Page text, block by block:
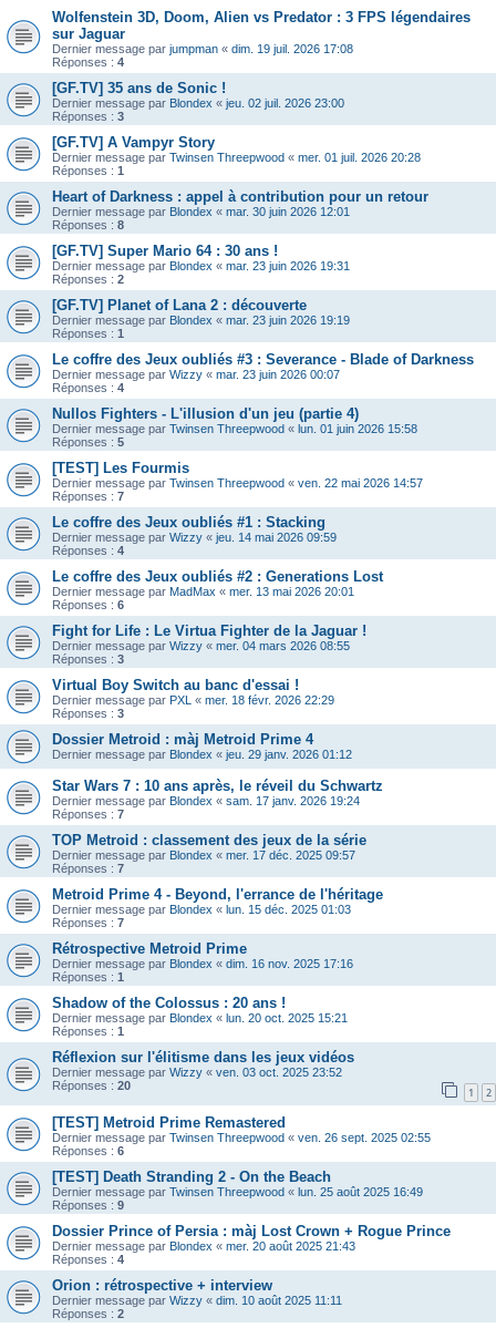
Wolfenstein 3D, Doom, Alien vs Predator : 3 FPS légendaires
sur Jaguar
Dernier message par jumpman « dim. 19 juil. 2026 17:08
Réponses : 4
[GF.TV] 35 ans de Sonic !
Dernier message par Blondex « jeu. 02 juil. 2026 23:00
Réponses : 3
[GF.TV] A Vampyr Story
Dernier message par Twinsen Threepwood « mer. 01 juil. 2026 20:28
Réponses : 1
Heart of Darkness : appel à contribution pour un retour
Dernier message par Blondex « mar. 30 juin 2026 12:01
Réponses : 8
[GF.TV] Super Mario 64 : 30 ans !
Dernier message par Blondex « mar. 23 juin 2026 19:31
Réponses : 2
[GF.TV] Planet of Lana 2 : découverte
Dernier message par Blondex « mar. 23 juin 2026 19:19
Réponses : 1
Le coffre des Jeux oubliés #3 : Severance - Blade of Darkness
Dernier message par Wizzy « mar. 23 juin 2026 00:07
Réponses : 4
Nullos Fighters - L'illusion d'un jeu (partie 4)
Dernier message par Twinsen Threepwood « lun. 01 juin 2026 15:58
Réponses : 5
[TEST] Les Fourmis
Dernier message par Twinsen Threepwood « ven. 22 mai 2026 14:57
Réponses : 7
Le coffre des Jeux oubliés #1 : Stacking
Dernier message par Wizzy « jeu. 14 mai 2026 09:59
Réponses : 4
Le coffre des Jeux oubliés #2 : Generations Lost
Dernier message par MadMax « mer. 13 mai 2026 20:01
Réponses : 6
Fight for Life : Le Virtua Fighter de la Jaguar !
Dernier message par Wizzy « mer. 04 mars 2026 08:55
Réponses : 3
Virtual Boy Switch au banc d'essai !
Dernier message par PXL « mer. 18 févr. 2026 22:29
Réponses : 3
Dossier Metroid : màj Metroid Prime 4
Dernier message par Blondex « jeu. 29 janv. 2026 01:12
Star Wars 7 : 10 ans après, le réveil du Schwartz
Dernier message par Blondex « sam. 17 janv. 2026 19:24
Réponses : 7
TOP Metroid : classement des jeux de la série
Dernier message par Blondex « mer. 17 déc. 2025 09:57
Réponses : 7
Metroid Prime 4 - Beyond, l'errance de l'héritage
Dernier message par Blondex « lun. 15 déc. 2025 01:03
Réponses : 7
Rétrospective Metroid Prime
Dernier message par Blondex « dim. 16 nov. 2025 17:16
Réponses : 1
Shadow of the Colossus : 20 ans !
Dernier message par Blondex « lun. 20 oct. 2025 15:21
Réponses : 1
Réflexion sur l'élitisme dans les jeux vidéos
Dernier message par Wizzy « ven. 03 oct. 2025 23:52
Réponses : 20 1 2
[TEST] Metroid Prime Remastered
Dernier message par Twinsen Threepwood « ven. 26 sept. 2025 02:55
Réponses : 6
[TEST] Death Stranding 2 - On the Beach
Dernier message par Twinsen Threepwood « lun. 25 août 2025 16:49
Réponses : 9
Dossier Prince of Persia : màj Lost Crown + Rogue Prince
Dernier message par Blondex « mer. 20 août 2025 21:43
Réponses : 4
Orion : rétrospective + interview
Dernier message par Wizzy « dim. 10 août 2025 11:11
Réponses : 2